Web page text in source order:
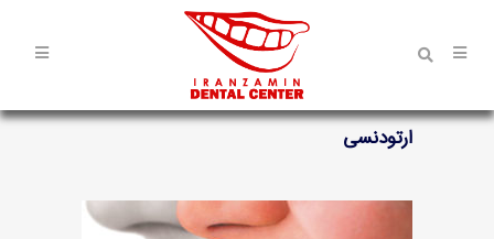
ارتودنسی